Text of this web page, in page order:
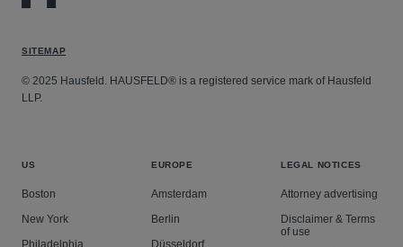
SITEMAP
© 2025 Hausfeld. HAUSFELD® is a registered service mark of Hausfeld
LLP.
US
Boston
New York
Philadelphia
EUROPE
Amsterdam
Berlin
Düsseldorf
LEGAL NOTICES
Attorney advertising
Disclaimer & Terms
of use